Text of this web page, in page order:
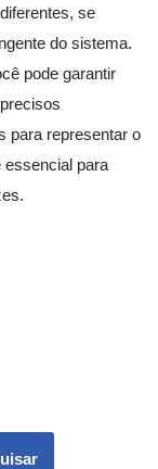
se
do sistema.
pode garantir
para representar o
essencial para